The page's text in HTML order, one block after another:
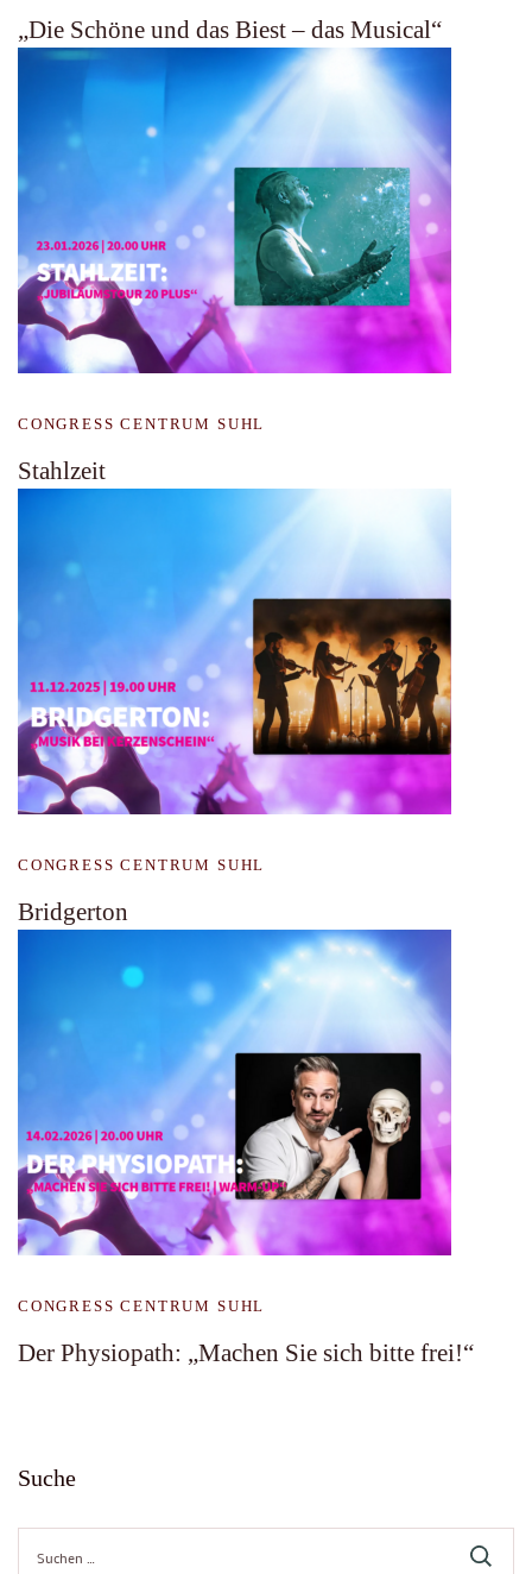
„Die Schöne und das Biest – das Musical“
CONGRESS CENTRUM SUHL
Stahlzeit
CONGRESS CENTRUM SUHL
Bridgerton
CONGRESS CENTRUM SUHL
Der Physiopath: „Machen Sie sich bitte frei!“
Suche
nach: